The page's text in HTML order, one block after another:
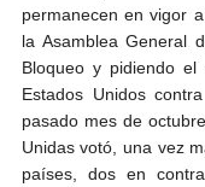
permanecen en vigor
la Asamblea General
Bloqueo y pidiendo
Estados Unidos
pasado mes de
Unidas votó, una vez
países, dos en